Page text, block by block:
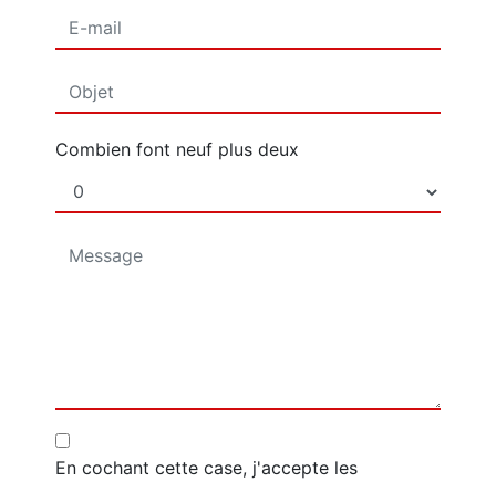
Combien font neuf plus deux
En cochant cette case, j'accepte les